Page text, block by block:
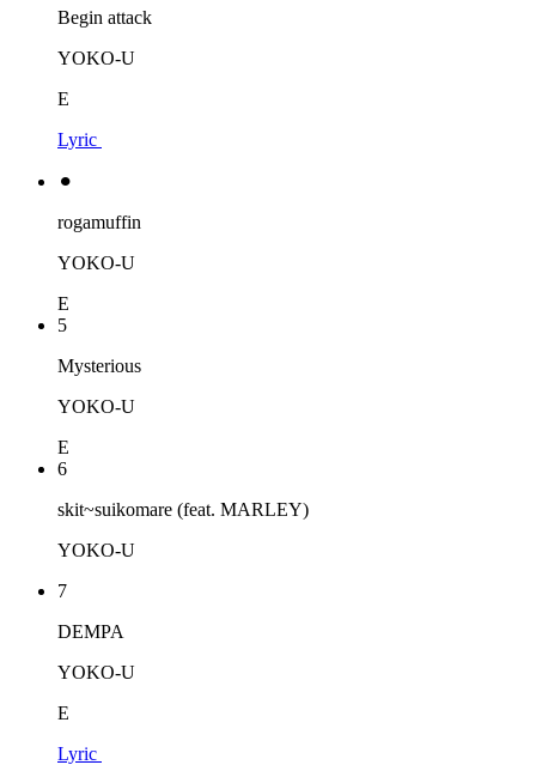
Begin attack
YOKO-U
E
Lyric
⚫︎
rogamuffin
YOKO-U
E
5
Mysterious
YOKO-U
E
6
skit~suikomare (feat. MARLEY)
YOKO-U
7
DEMPA
YOKO-U
E
Lyric